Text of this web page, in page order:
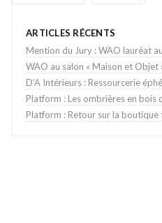
ARTICLES RÉCENTS
Mention du Jury : WAO lauréat
WAO au salon « Maison et Objet
D’A Intérieurs : Ressourcerie
Platform : Les ombrières en bois
Platform : Retour sur la boutique